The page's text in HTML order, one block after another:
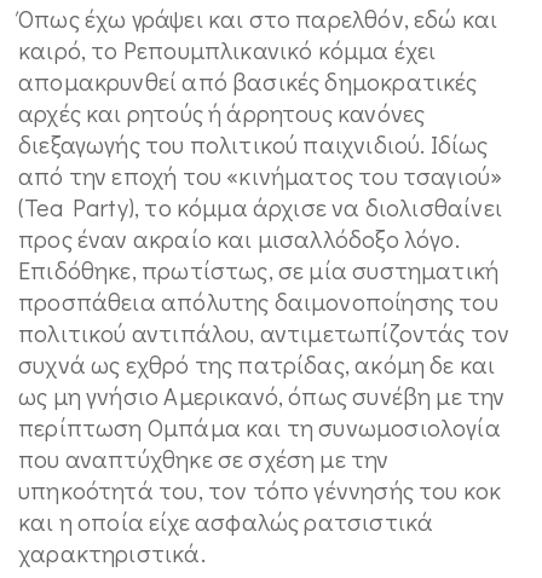
Όπως έχω γράψει και στο παρελθόν, εδώ και
καιρό, το Ρεπουμπλικανικό κόμμα έχει
απομακρυνθεί από βασικές δημοκρατικές
αρχές και ρητούς ή άρρητους κανόνες
διεξαγωγής του πολιτικού παιχνιδιού. Ιδίως
από την εποχή του «κινήματος του τσαγιού»
(Tea Party), το κόμμα άρχισε να διολισθαίνει
προς έναν ακραίο και μισαλλόδοξο λόγο.
Επιδόθηκε, πρωτίστως, σε μία συστηματική
προσπάθεια απόλυτης δαιμονοποίησης του
πολιτικού αντιπάλου, αντιμετωπίζοντάς τον
συχνά ως εχθρό της πατρίδας, ακόμη δε και
ως μη γνήσιο Αμερικανό, όπως συνέβη με την
περίπτωση Ομπάμα και τη συνωμοσιολογία
που αναπτύχθηκε σε σχέση με την
υπηκοότητά του, τον τόπο γέννησής του κοκ
και η οποία είχε ασφαλώς ρατσιστικά
χαρακτηριστικά.